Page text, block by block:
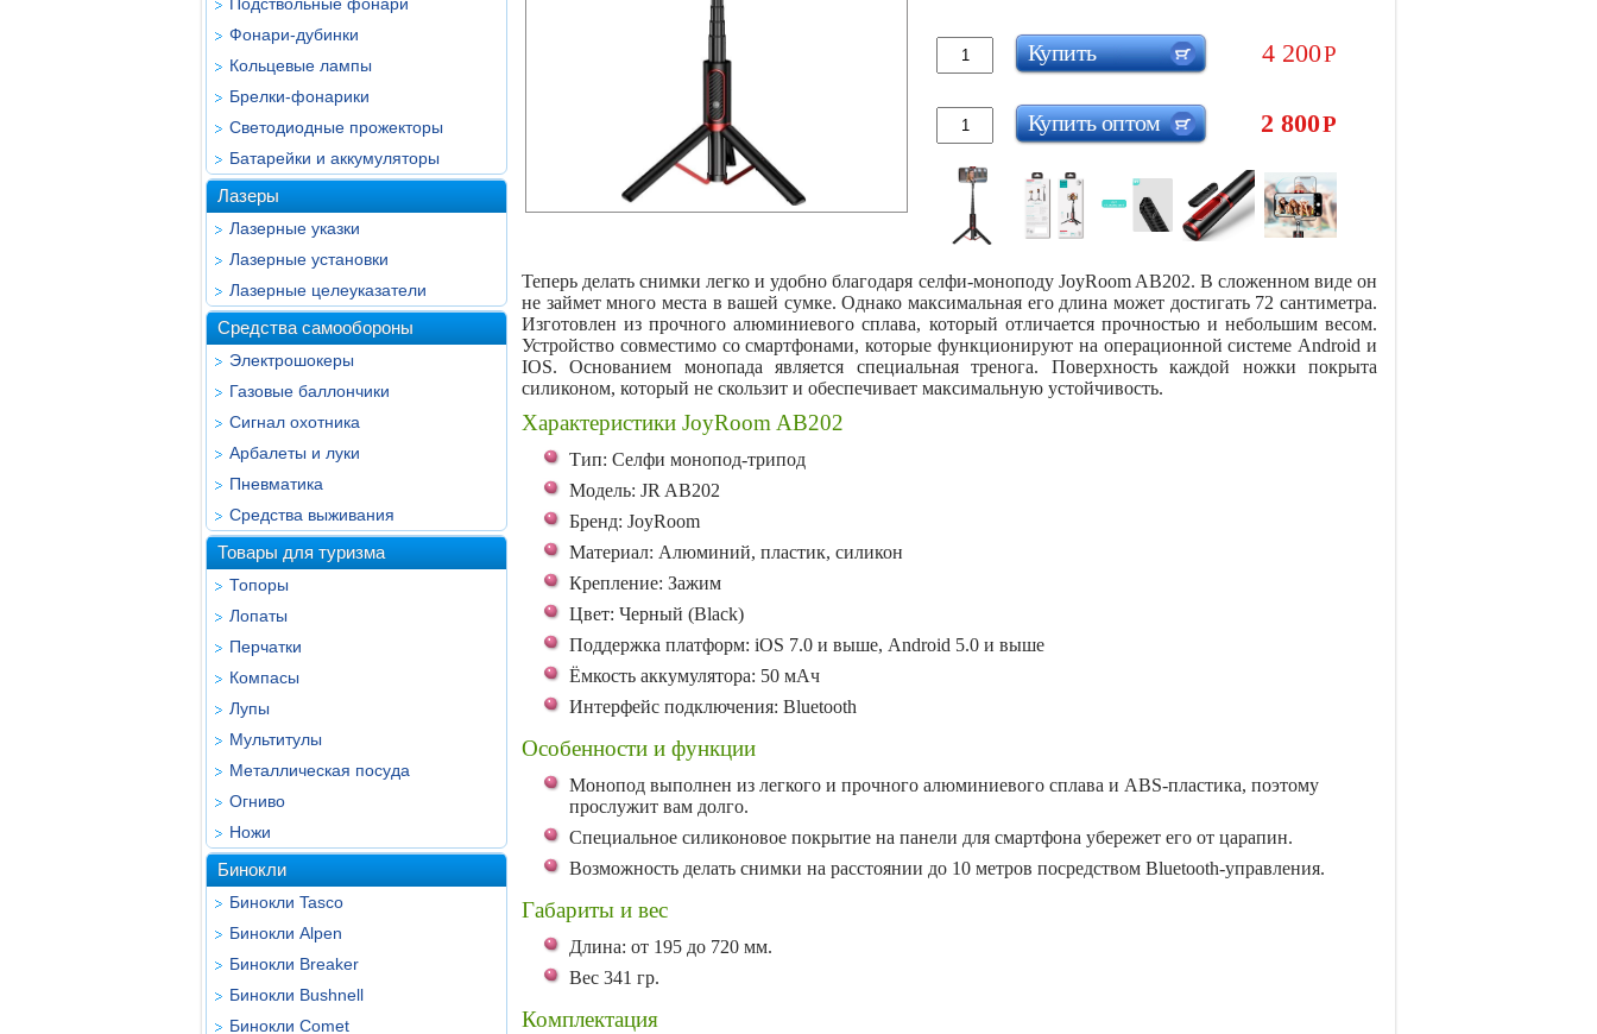
Фонари-дубинки
Кольцевые лампы
Брелки-фонарики
Светодиодные прожекторы
Батарейки и аккумуляторы
Лазеры
Лазерные указки
Лазерные установки
Лазерные целеуказатели
Средства самообороны
Электрошокеры
Газовые баллончики
Сигнал охотника
Арбалеты и луки
Пневматика
Средства выживания
Товары для туризма
Топоры
Лопаты
Перчатки
Компасы
Лупы
Мультитулы
Металлическая посуда
Огниво
Ножи
Бинокли
Бинокли Tasco
Бинокли Alpen
Бинокли Breaker
Бинокли Bushnell
Бинокли Comet
4 200Р
Купить
2 800Р
Купить оптом
Теперь делать снимки легко и удобно благодаря селфи-моноподу JoyRoom AB202. В сложенном виде он
не займет много места в вашей сумке. Однако максимальная его длина может достигать 72 сантиметра.
Изготовлен из прочного алюминиевого сплава, который отличается прочностью и небольшим весом.
Устройство совместимо со смартфонами, которые функционируют на операционной системе Android и
IOS. Основанием монопада является специальная тренога. Поверхность каждой ножки покрыта
силиконом, который не скользит и обеспечивает максимальную устойчивость.
Характеристики JoyRoom AB202
Тип: Селфи монопод-трипод
Модель: JR AB202
Бренд: JoyRoom
Материал: Алюминий, пластик, силикон
Крепление: Зажим
Цвет: Черный (Black)
Поддержка платформ: iOS 7.0 и выше, Android 5.0 и выше
Ёмкость аккумулятора: 50 мАч
Интерфейс подключения: Bluetooth
Особенности и функции
Монопод выполнен из легкого и прочного алюминиевого сплава и ABS-пластика, поэтому
прослужит вам долго.
Специальное силиконовое покрытие на панели для смартфона убережет его от царапин.
Возможность делать снимки на расстоянии до 10 метров посредством Bluetooth-управления.
Габариты и вес
Длина: от 195 до 720 мм.
Вес 341 гр.
Комплектация